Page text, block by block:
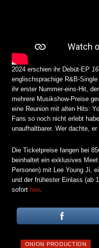
2024 erschien ihr Debüt-EP
englischsprachige R&B-Single
ihr erster Nummer-eins-Hit,
mehrere Musikshow-Preise
eine Reunion mit alten Hits:
Fans so noch nicht erlebt
unaufhaltbarer. Wer dachte,
Die Ticketpreise fangen bei
beinhaltet ein exklusives
Personen) mit Lee Young Ji,
und der frühester Einlass (ab
sofort hier.
ONION PRODUCTION